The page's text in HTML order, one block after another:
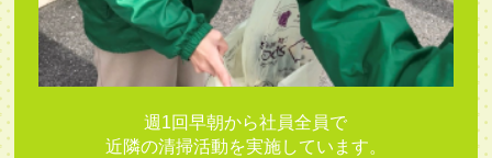
週1回早朝から社員全員で
近隣の清掃活動を実施しています。